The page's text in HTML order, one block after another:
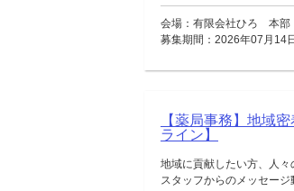
会場：有限会社ひろ 本
募集期間：2026年07月14
【薬局事務】地域
ライン】
地域に貢献したい方、人
スタッフからのメッセー